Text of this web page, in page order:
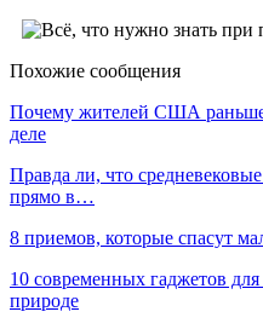
Похожие сообщения
Почему жителей США
деле
Правда ли, что
прямо в…
8 приемов, которые спасут
10 современных гаджетов
природе